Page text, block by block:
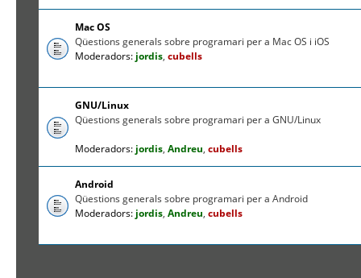
Mac OS
Qüestions generals sobre programari per a Mac OS i iOS
Moderadors: jordis,cubells
GNU/Linux
Qüestions generals sobre programari per a GNU/Linux
Moderadors: jordis,Andreu,cubells
Android
Qüestions generals sobre programari per a Android
Moderadors: jordis,Andreu,cubells